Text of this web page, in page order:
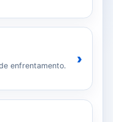
enfrentamento. ›